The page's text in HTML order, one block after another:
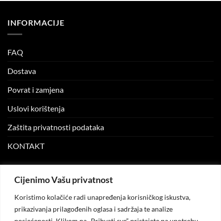
Cijenimo Vašu privatnost
Koristimo kolačiće radi unapređenja korisničkog iskustva,
prikazivanja prilagođenih oglasa i sadržaja te analize
INFORMACIJE
FAQ
Dostava
Povrat i zamjena
Uslovi korištenja
Zaštita privatnosti podataka
KONTAKT
Moj nalog